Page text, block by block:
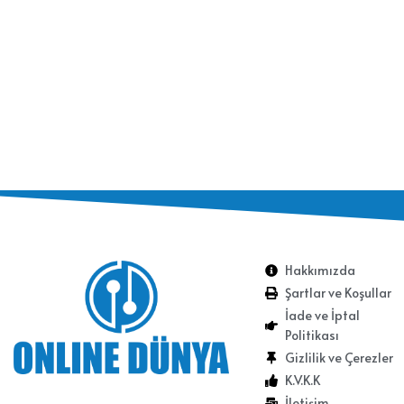
Hakkımızda
Şartlar ve Koşullar
İade ve İptal
Politikası
Gizlilik ve Çerezler
K.V.K.K